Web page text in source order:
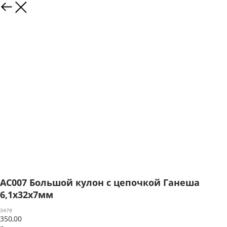
AC007 Большой кулон с цепочкой Ганеша
6,1х32х7мм
3479
350,00